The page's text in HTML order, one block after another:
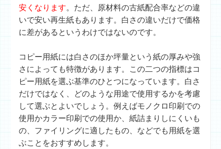
安くなります。ただ、原材料の古紙配合率などの違
いで安い再生紙もあります。白さの違いだけで価格
に差があるというわけではないのです。
コピー用紙には白さのほか坪量という紙の厚みや強
さによっても特徴があります。この二つの指標はコ
ピー用紙を選ぶ基準のひとつになっています。白さ
だけではなく、どのような用途で使用するかを考慮
して選ぶとよいでしょう。例えばモノクロ印刷での
使用かカラー印刷での使用か、紙詰まりしにくいも
の、ファイリングに適したもの、などでも用紙を選
ぶことをおすすめします。